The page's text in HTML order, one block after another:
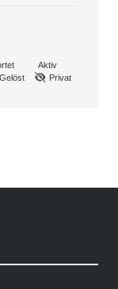
Aktiv
Gelöst
Privat